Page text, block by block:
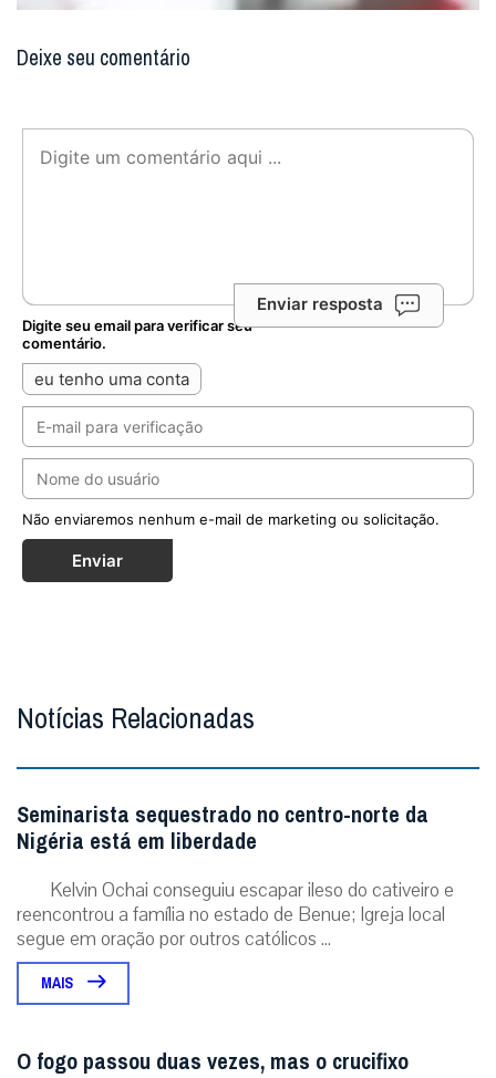
Deixe seu comentário
Enviar resposta
Digite seu email para verificar seu
comentário.
eu tenho uma conta
Não enviaremos nenhum e-mail de marketing ou solicitação.
Enviar
Notícias Relacionadas
Seminarista sequestrado no centro-norte da
Nigéria está em liberdade
Kelvin Ochai conseguiu escapar ileso do cativeiro e
reencontrou a família no estado de Benue; Igreja local
segue em oração por outros católicos ...
MAIS
O fogo passou duas vezes, mas o crucifixo